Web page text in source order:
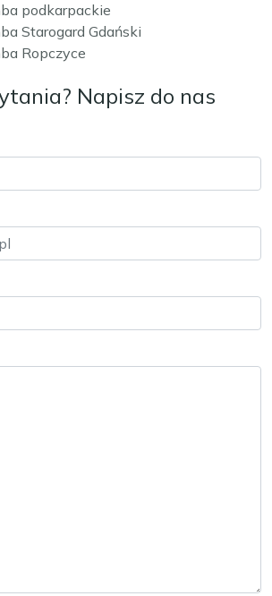
podkarpackie
Starogard Gdański
Ropczyce
Napisz do nas